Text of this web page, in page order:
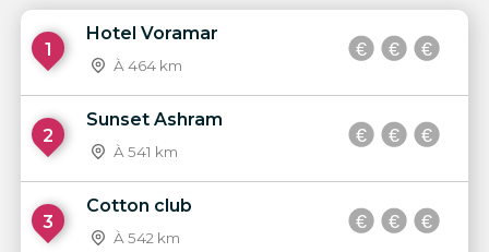
1
Hotel Voramar
À 464 km
2
Sunset Ashram
À 541 km
3
Cotton club
À 542 km